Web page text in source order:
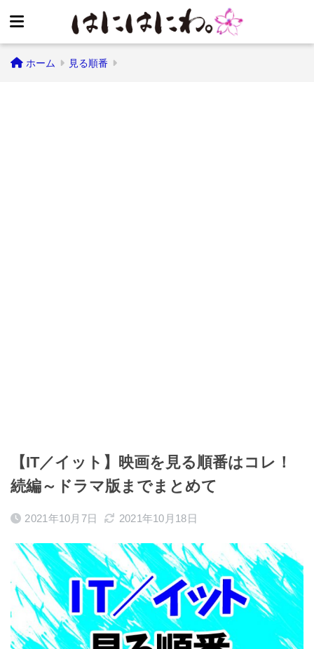
ホーム 見る順番
【IT／イット】映画を見る順番はコレ！
続編～ドラマ版までまとめて
2021年10月7日 2021年10月18日